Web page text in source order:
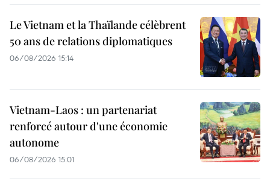
Le Vietnam et la Thaïlande célèbrent
50 ans de relations diplomatiques
06/08/2026 15:14
Vietnam-Laos : un partenariat
renforcé autour d'une économie
autonome
06/08/2026 15:01